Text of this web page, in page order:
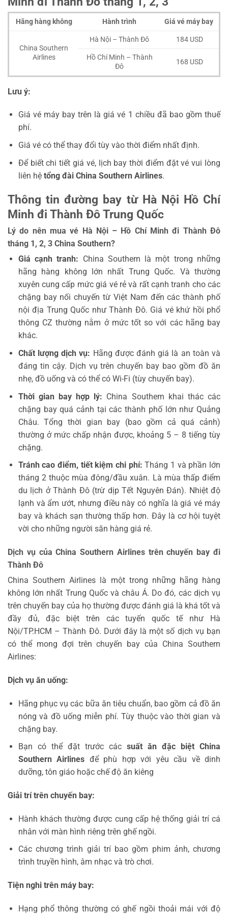
Hãng hàng không Hành trình Giá vé máy bay
China Southern
Airlines
Hà Nội – Thành Đô 184 USD
Hồ Chí Minh – Thành
Đô
168 USD
Lưu ý:
Giá vé máy bay trên là giá vé 1 chiều đã bao gồm thuế
phí.
Giá vé có thể thay đổi tùy vào thời điểm nhất định.
Để biết chi tiết giá vé, lịch bay thời điểm đặt vé vui lòng
liên hệ tổng đài China Southern Airlines.
Thông tin đường bay từ Hà Nội Hồ Chí
Minh đi Thành Đô Trung Quốc
Lý do nên mua vé Hà Nội – Hồ Chí Minh đi Thành Đô
tháng 1, 2, 3 China Southern?
Giá cạnh tranh: China Southern là một trong những
hãng hàng không lớn nhất Trung Quốc. Và thường
xuyên cung cấp mức giá vé rẻ và rất cạnh tranh cho các
chặng bay nối chuyến từ Việt Nam đến các thành phố
nội địa Trung Quốc như Thành Đô. Giá vé khứ hồi phổ
thông CZ thường nằm ở mức tốt so với các hãng bay
khác.
Chất lượng dịch vụ: Hãng được đánh giá là an toàn và
đáng tin cậy. Dịch vụ trên chuyến bay bao gồm đồ ăn
nhẹ,đồ uống và có thể có Wi-Fi (tùy chuyến bay).
Thời gian bay hợp lý: China Southern khai thác các
chặng bay quá cảnh tại các thành phố lớn như Quảng
Châu. Tổng thời gian bay (bao gồm cả quá cảnh)
thường ở mức chấp nhận được,khoảng 5 – 8 tiếng tùy
chặng.
Tránh cao điểm, tiết kiệm chi phí:Tháng 1 và phần lớn
tháng 2 thuộc mùa đông/đầu xuân. Là mùa thấp điểm
du lịch ở Thành Đô (trừ dịp Tết Nguyên Đán). Nhiệt độ
lạnh và ẩm ướt, nhưng điều này có nghĩa là giá vé máy
bay và khách sạn thường thấp hơn. Đây là cơ hội tuyệt
vời cho những người săn hàng giá rẻ.
Dịch vụ của China Southern Airlines trên chuyến bay đi
Thành Đô
China Southern Airlines là một trong những hãng hàng
không lớn nhất Trung Quốc và châu Á. Do đó, các dịch vụ
trên chuyến bay của họ thường được đánh giá là khá tốt và
đầy đủ, đặc biệt trên các tuyến quốc tế như Hà
Nội/TP.HCM – Thành Đô. Dưới đây là một số dịch vụ bạn
có thể mong đợi trên chuyến bay của China Southern
Airlines:
Dịch vụ ăn uống:
Hãng phục vụ các bữa ăn tiêu chuẩn, bao gồm cả đồ ăn
nóng và đồ uống miễn phí. Tùy thuộc vào thời gian và
chặng bay.
Bạn có thể đặt trước các suất ăn đặc biệt China
Southern Airlines để phù hợp với yêu cầu về dinh
dưỡng, tôn giáo hoặc chế độ ăn kiêng
Giải trí trên chuyến bay:
Hành khách thường được cung cấp hệ thống giải trí cá
nhân với màn hình riêng trên ghế ngồi.
Các chương trình giải trí bao gồm phim ảnh, chương
trình truyền hình, âm nhạc và trò chơi.
Tiện nghi trên máy bay:
Hạng phổ thông thường có ghế ngồi thoải mái với độ